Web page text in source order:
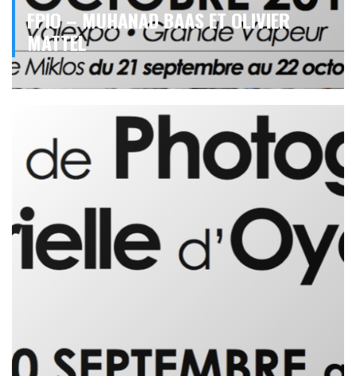
FPIO – MUHANAD BAAS ET OLIVIER
MATTEL